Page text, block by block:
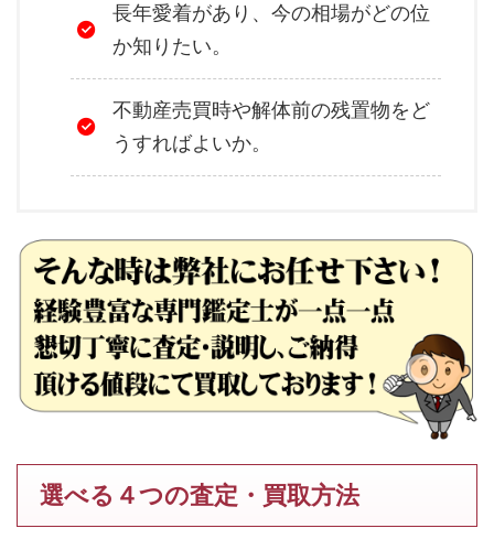
長年愛着があり、今の相場がどの位
か知りたい。
不動産売買時や解体前の残置物をど
うすればよいか。
選べる４つの査定・買取方法